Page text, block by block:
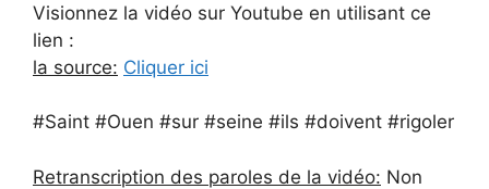
Visionnez la vidéo sur Youtube en utilisant ce
lien :
la source: Cliquer ici
#Saint #Ouen #sur #seine #ils #doivent #rigoler
Retranscription des paroles de la vidéo: Non